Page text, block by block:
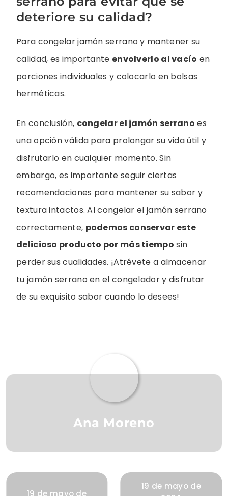
deteriore su calidad?
Para congelar jamón serrano y mantener su
calidad, es importante envolverlo al vacío en
porciones individuales y colocarlo en bolsas
herméticas.
En conclusión, congelar el jamón serrano es
una opción válida para prolongar su vida útil y
disfrutarlo en cualquier momento. Sin
embargo, es importante seguir ciertas
recomendaciones para mantener su sabor y
textura intactos. Al congelar el jamón serrano
correctamente, podemos conservar este
delicioso producto por más tiempo sin
perder sus cualidades. ¡Atrévete a almacenar
tu jamón serrano en el congelador y disfrutar
de su exquisito sabor cuando lo desees!
Ana Moreno
19 de mayo de
19 de mayo de